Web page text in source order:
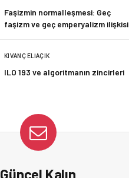
Faşizmin normalleşmesi: Geç
faşizm ve geç emperyalizm ilişkisi
KIVANÇ ELIAÇIK
ILO 193 ve algoritmanın zincirleri
Güncel Kalın